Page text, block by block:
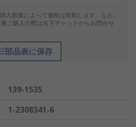
入数量によって価格は変動します。なお、
ご購入の際は右下チャットからお問合せ
部品表に保存
139-1535
1-2308341-6